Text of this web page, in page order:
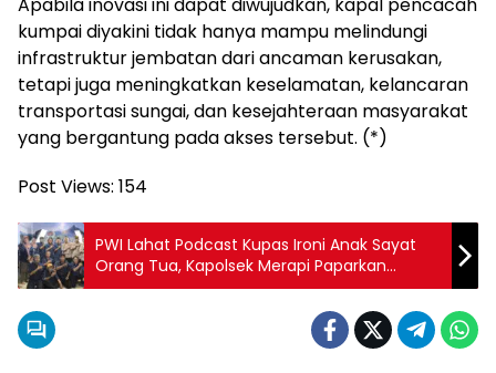
Apabila inovasi ini dapat diwujudkan, kapal pencacah
kumpai diyakini tidak hanya mampu melindungi
infrastruktur jembatan dari ancaman kerusakan,
tetapi juga meningkatkan keselamatan, kelancaran
transportasi sungai, dan kesejahteraan masyarakat
yang bergantung pada akses tersebut. (*)
Post Views: 154
PWI Lahat Podcast Kupas Ironi Anak Sayat
Orang Tua, Kapolsek Merapi Paparkan
Kronologi dan Buktikan Respon Cepat